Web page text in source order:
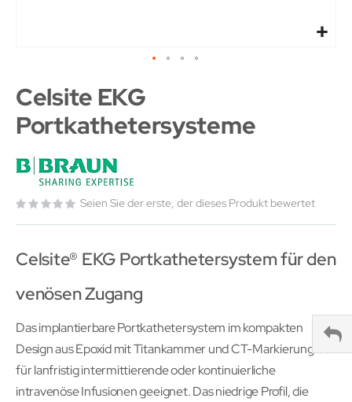
Celsite EKG
Portkathetersysteme
Seien Sie der erste, der dieses Produkt bewertet
Celsite® EKG Portkathetersystem für den
venösen Zugang
Das implantierbare Portkathetersystem im kompakten
Design aus Epoxid mit Titankammer und CT-Markierung ist
für lanfristig intermittierende oder kontinuierliche
intravenöse Infusionen geeignet. Das niedrige Profil, die